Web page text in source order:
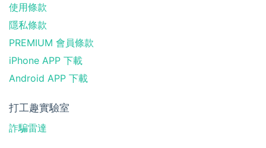
使用條款
隱私條款
PREMIUM 會員條款
iPhone APP 下載
Android APP 下載
打工趣實驗室
詐騙雷達